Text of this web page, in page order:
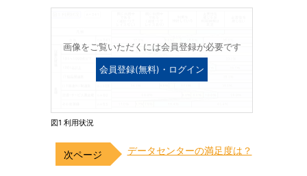
画像をご覧いただくには会員登録が必要です
会員登録(無料)・ログイン
図1 利用状況
データセンターの満足度は？